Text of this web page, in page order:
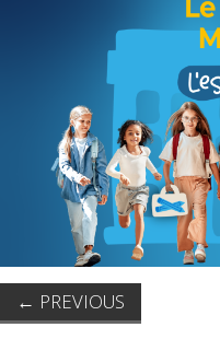
← PREVIOUS